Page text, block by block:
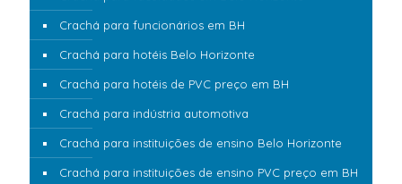
Crachá para funcionários em BH
Crachá para hotéis Belo Horizonte
Crachá para hotéis de PVC preço em BH
Crachá para indústria automotiva
Crachá para instituições de ensino Belo Horizonte
Crachá para instituições de ensino PVC preço em BH